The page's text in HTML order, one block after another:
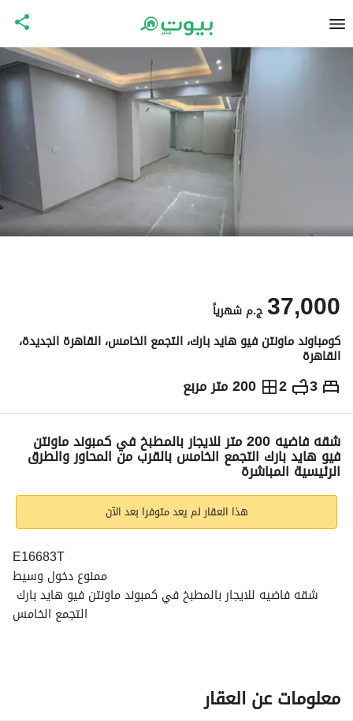
ج.م37,000 شهرياً
كومباوند ماونتن فيو هايد بارك، التجمع الخامس، القاهرة الجديدة،
القاهرة
3
2 200 متر مربع ج.م37,000شهرياً
الاماكن القريبة
شقه فاضيه 200 متر للايجار بالمطبخ في كمبوند ماونتن
فيو هايد بارك التجمع الخامس بالقرب من المحاور والطرق
الرئيسية المباشرة
هذا العقار لم يعد متوفرا بعد الآن
E16683T
ممنوع دخول وسيط
التجمع الخامس
معلومات عن العقار